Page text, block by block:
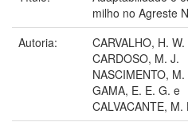
milho no Agreste
Autoria:
CARVALHO, H.
CARDOSO, M. J.
NASCIMENTO,
GAMA, E. E. G. e
CALVACANTE, M.